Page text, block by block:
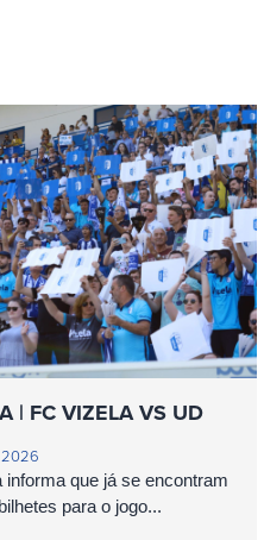
| FC VIZELA VS UD
2026
informa que já se encontram
para o jogo...